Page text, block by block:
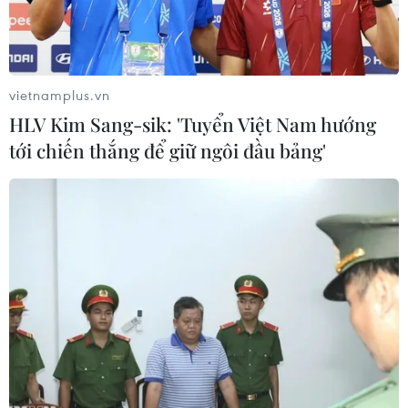
Hiện trường vụ cháy. (Ảnh: Sơn Bách/Vietnam+)
Theo thông tin mới nhất từ hiện trường của
phóng viên Báo điện tử VietnamPlus ghi nhận
được, trong vụ cháy tại phường Trung Văn, Nam
Từ Liêm, Hà Nội rạng sáng nay, có 4 người cùng
một gia đình đều đã tử vong.
vietnamplus.vn
HLV Kim Sang-sik: 'Tuyển Việt Nam hướng
tới chiến thắng để giữ ngôi đầu bảng'